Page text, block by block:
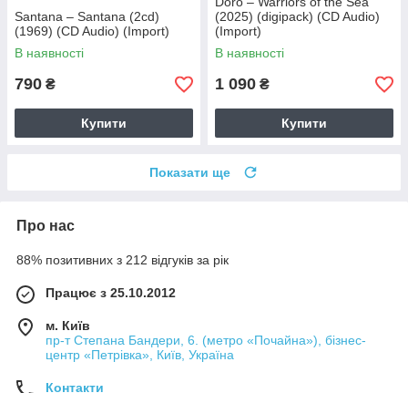
Santana – Santana (2cd)
(1969) (CD Audio) (Import)
В наявності
790 ₴
Купити
(2025) (digipack) (CD Audio)
(Import)
В наявності
1 090 ₴
Купити
Показати ще
Про нас
88% позитивних з 212 відгуків за рік
Працює з 25.10.2012
м. Київ
пр-т Степана Бандери, 6. (метро «Почайна»), бізнес-
центр «Петрівка», Київ, Україна
Контакти